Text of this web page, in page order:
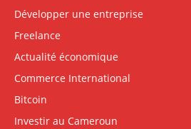
Développer une entreprise
Freelance
Actualité économique
Commerce International
Bitcoin
Investir au Cameroun